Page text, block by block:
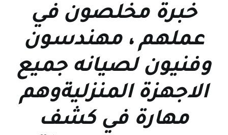
خبرة مخلصون في
عملهم ، مهندسون
وفنيون لصيانه جميع
الاجهزة المنزليةوهم
مهارة في كشف